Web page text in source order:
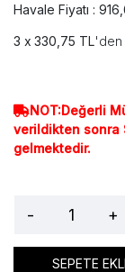
Havale Fiyatı :
330,75 TL'den
NOT:Değerli
verildikten sonra
gelmektedir.
- +
SEPETE